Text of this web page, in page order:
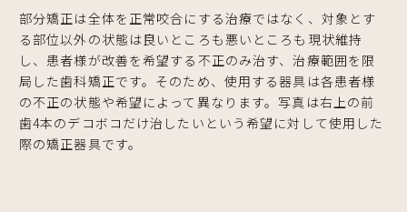
部分矯正は全体を正常咬合にする治療ではなく、対象とす
る部位以外の状態は良いところも悪いところも現状維持
し、患者様が改善を希望する不正のみ治す、治療範囲を限
局した歯科矯正です。そのため、使用する器具は各患者様
の不正の状態や希望によって異なります。写真は右上の前
歯4本のデコボコだけ治したいという希望に対して使用した
際の矯正器具です。